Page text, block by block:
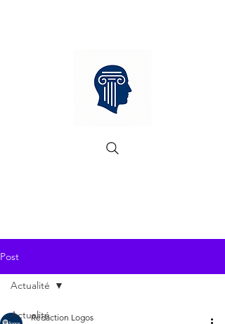
Post
Actualité
Actualité
Rédaction Logos